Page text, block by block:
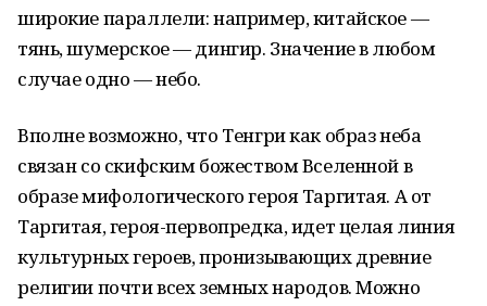
широкие параллели: например, китайское —
тянь, шумерское — дингир. Значение в любом
случае одно — небо.
Вполне возможно, что Тенгри как образ неба
связан со скифским божеством Вселенной в
образе мифологического героя Таргитая. А от
Таргитая, героя-первопредка, идет целая линия
культурных героев, пронизывающих древние
религии почти всех земных народов. Можно